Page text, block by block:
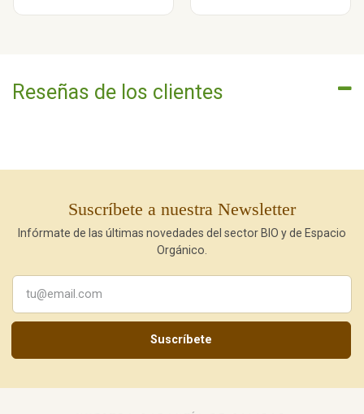
Reseñas de los clientes
Suscríbete a nuestra Newsletter
Infórmate de las últimas novedades del sector BIO y de Espacio
Orgánico.
Suscríbete